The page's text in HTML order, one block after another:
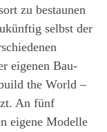
zu bestaunen
selbst der
eigenen Bau-
the World –
An fünf
eigene Modelle